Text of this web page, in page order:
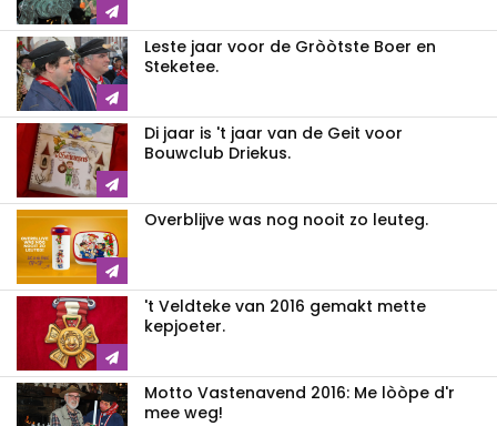
Leste jaar voor de Gròòtste Boer en
Steketee.
Di jaar is 't jaar van de Geit voor
Bouwclub Driekus.
Overblijve was nog nooit zo leuteg.
't Veldteke van 2016 gemakt mette
kepjoeter.
Motto Vastenavend 2016: Me lòòpe d'r
mee weg!